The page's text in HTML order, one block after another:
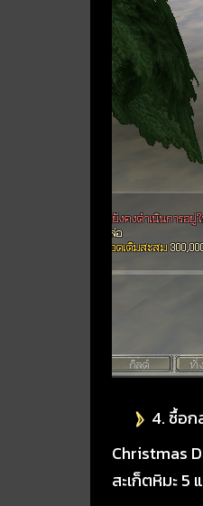
4. ซื้อก
Christmas
สะเก็ตหิมะ 5